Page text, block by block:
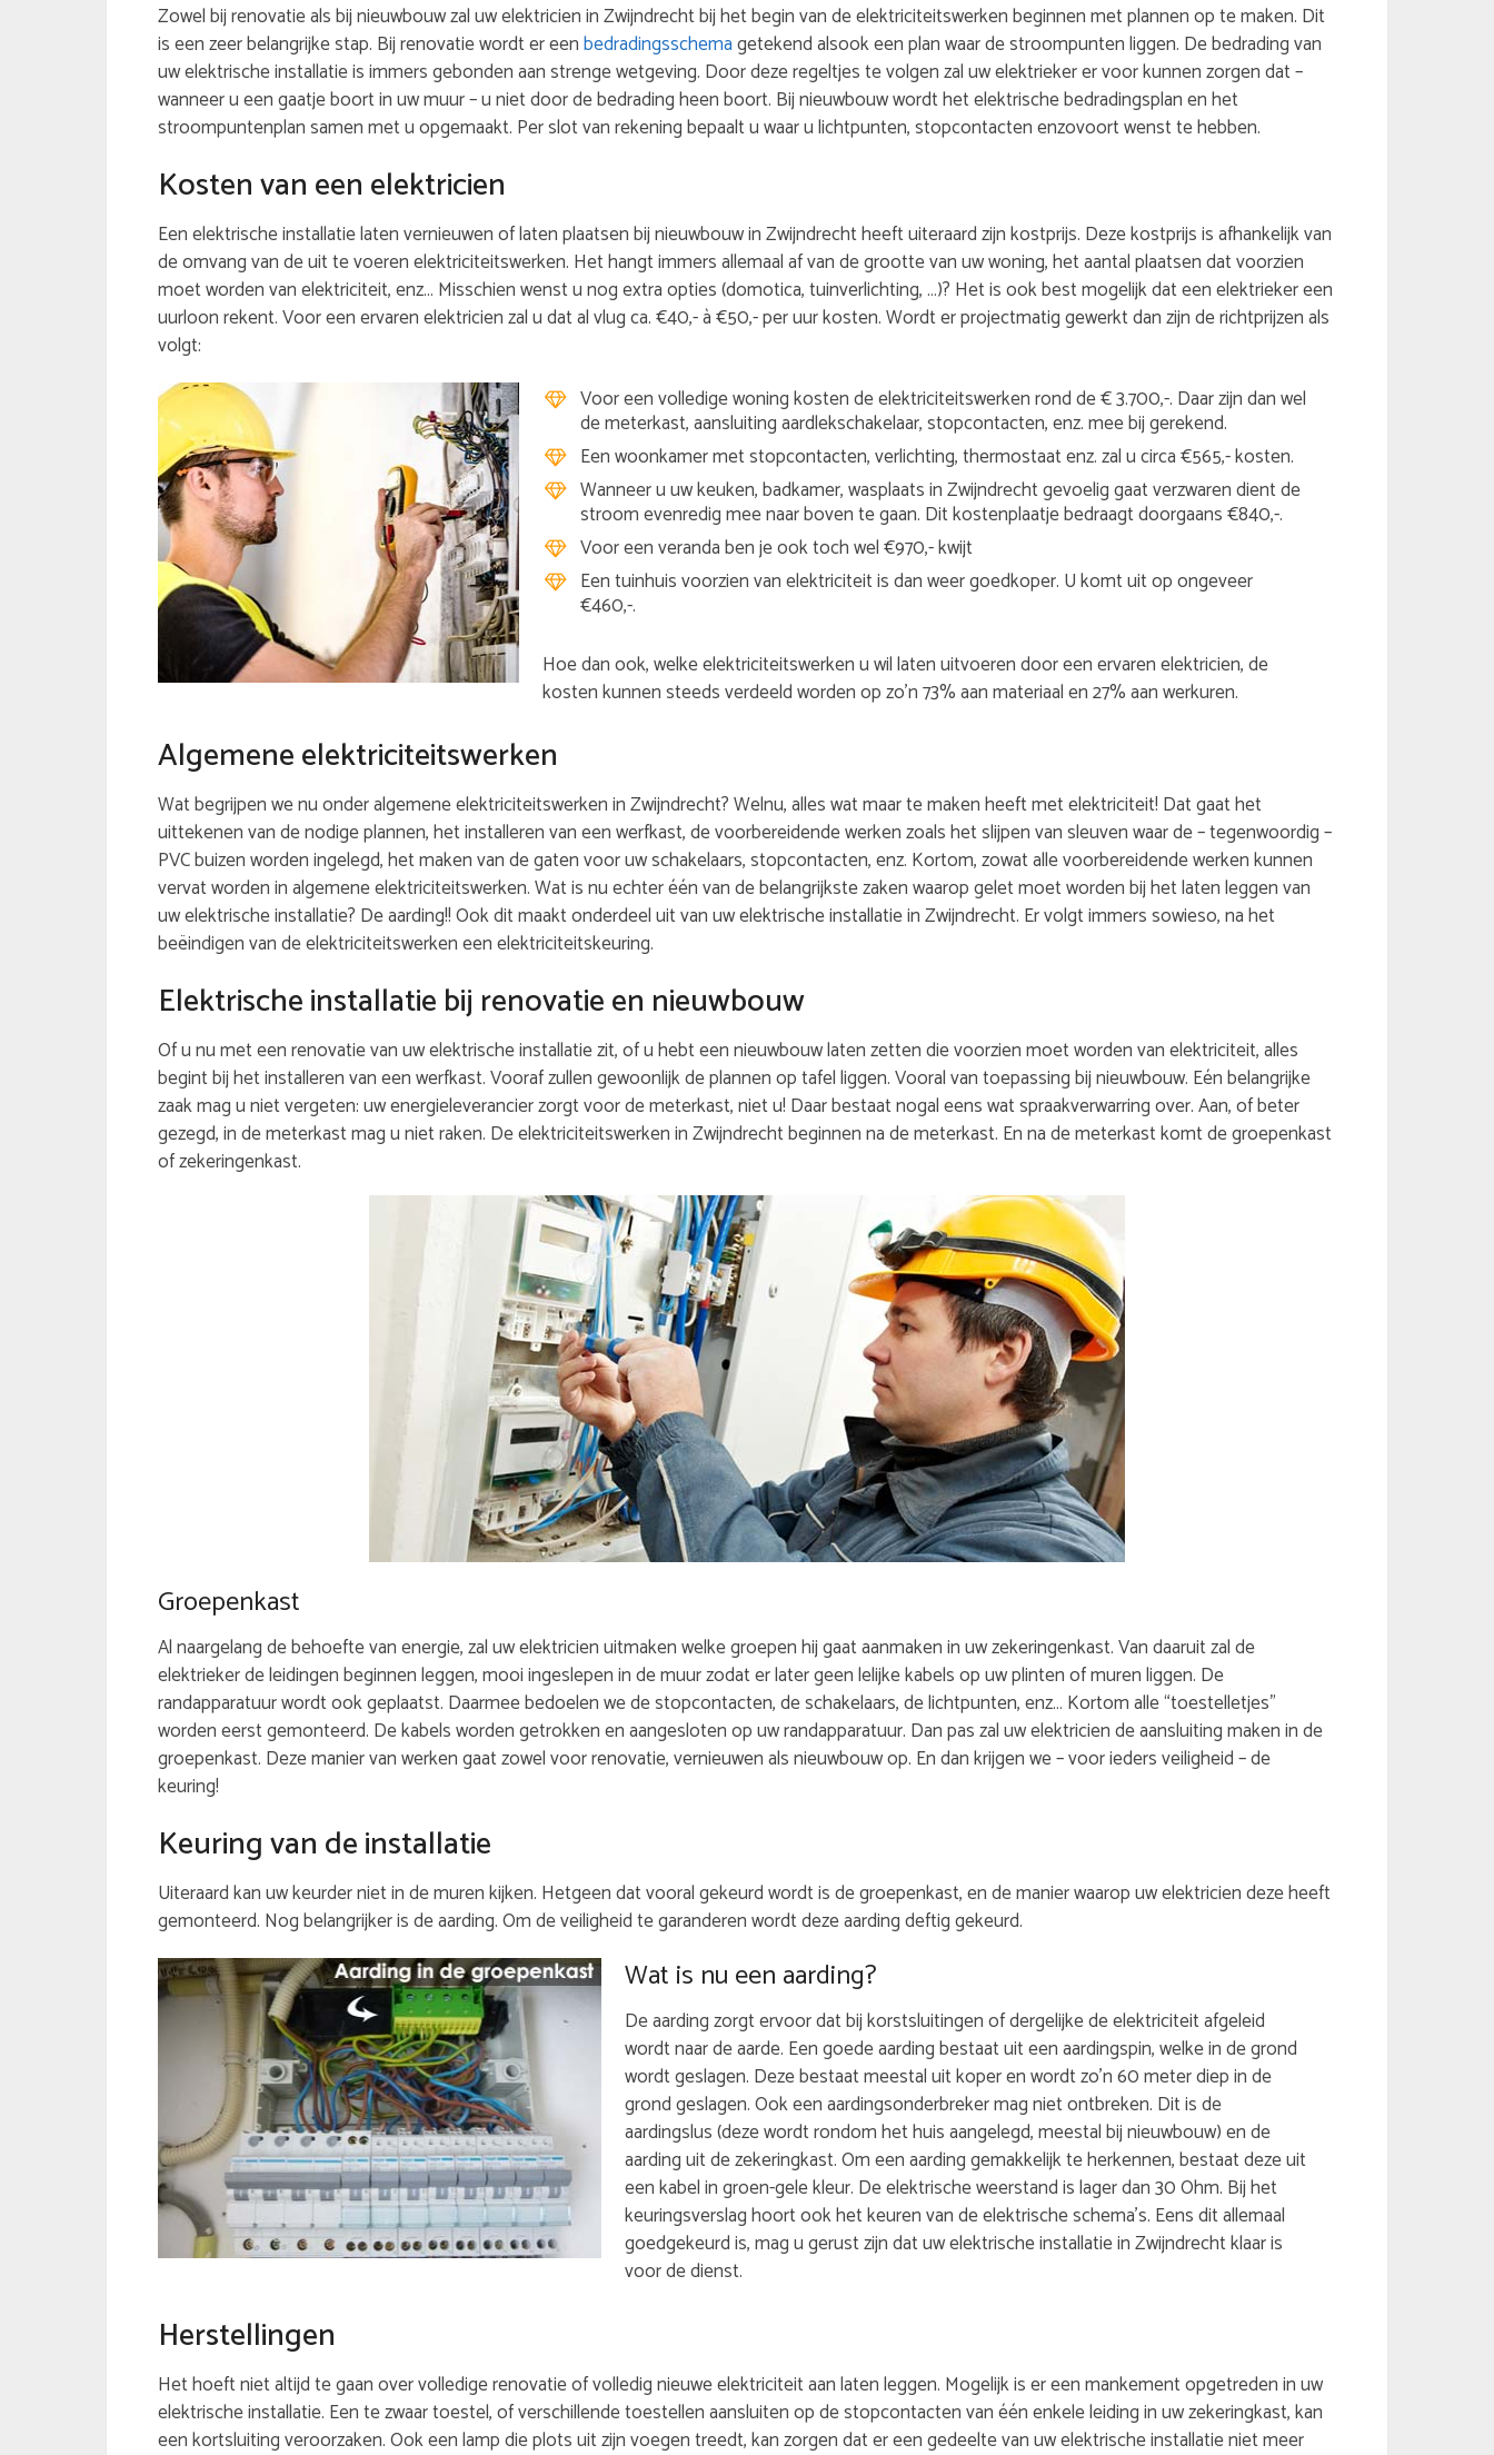
Zowel bij renovatie als bij nieuwbouw zal uw elektricien in Zwijndrecht bij het begin van de elektriciteitswerken beginnen met plannen op te maken. Dit
is een zeer belangrijke stap. Bij renovatie wordt er eenbedradingsschemagetekend alsook een plan waar de stroompunten liggen. De bedrading van
uw elektrische installatie is immers gebonden aan strenge wetgeving. Door deze regeltjes te volgen zal uw elektrieker er voor kunnen zorgen dat –
wanneer u een gaatje boort in uw muur – u niet door de bedrading heen boort. Bij nieuwbouw wordt het elektrische bedradingsplan en het
stroompuntenplan samen met u opgemaakt. Per slot van rekening bepaalt u waar u lichtpunten, stopcontacten enzovoort wenst te hebben.
Kosten van een elektricien
Een elektrische installatie laten vernieuwen of laten plaatsen bij nieuwbouw in Zwijndrecht heeft uiteraard zijn kostprijs. Deze kostprijs is afhankelijk van
de omvang van de uit te voeren elektriciteitswerken. Het hangt immers allemaal af van de grootte van uw woning, het aantal plaatsen dat voorzien
moet worden van elektriciteit, enz… Misschien wenst u nog extra opties (domotica, tuinverlichting, …)? Het is ook best mogelijk dat een elektrieker een
uurloon rekent. Voor een ervaren elektricien zal u dat al vlug ca. €40,- à €50,- per uur kosten. Wordt er projectmatig gewerkt dan zijn de richtprijzen als
volgt:
Voor een volledige woning kosten de elektriciteitswerken rond de € 3.700,-. Daar zijn dan wel
de meterkast, aansluiting aardlekschakelaar, stopcontacten, enz. mee bij gerekend.
Een woonkamer met stopcontacten, verlichting, thermostaat enz. zal u circa €565,- kosten.
Wanneer u uw keuken, badkamer, wasplaats in Zwijndrecht gevoelig gaat verzwaren dient de
stroom evenredig mee naar boven te gaan. Dit kostenplaatje bedraagt doorgaans €840,-.
Voor een veranda ben je ook toch wel €970,- kwijt
Een tuinhuis voorzien van elektriciteit is dan weer goedkoper. U komt uit op ongeveer
€460,-.
Hoe dan ook, welke elektriciteitswerken u wil laten uitvoeren door een ervaren elektricien, de
kosten kunnen steeds verdeeld worden op zo’n 73% aan materiaal en 27% aan werkuren.
Algemene elektriciteitswerken
Wat begrijpen we nu onder algemene elektriciteitswerken in Zwijndrecht? Welnu, alles wat maar te maken heeft met elektriciteit! Dat gaat het
uittekenen van de nodige plannen, het installeren van een werfkast, de voorbereidende werken zoals het slijpen van sleuven waar de – tegenwoordig –
PVC buizen worden ingelegd, het maken van de gaten voor uw schakelaars, stopcontacten, enz. Kortom, zowat alle voorbereidende werken kunnen
vervat worden in algemene elektriciteitswerken. Wat is nu echter één van de belangrijkste zaken waarop gelet moet worden bij het laten leggen van
uw elektrische installatie? De aarding!! Ook dit maakt onderdeel uit van uw elektrische installatie in Zwijndrecht. Er volgt immers sowieso, na het
beëindigen van de elektriciteitswerken een elektriciteitskeuring.
Elektrische installatie bij renovatie en nieuwbouw
Of u nu met een renovatie van uw elektrische installatie zit, of u hebt een nieuwbouw laten zetten die voorzien moet worden van elektriciteit, alles
begint bij het installeren van een werfkast. Vooraf zullen gewoonlijk de plannen op tafel liggen. Vooral van toepassing bij nieuwbouw. Eén belangrijke
zaak mag u niet vergeten: uw energieleverancier zorgt voor de meterkast, niet u! Daar bestaat nogal eens wat spraakverwarring over. Aan, of beter
gezegd, in de meterkast mag u niet raken. De elektriciteitswerken in Zwijndrecht beginnen na de meterkast. En na de meterkast komt de groepenkast
of zekeringenkast.
Groepenkast
Al naargelang de behoefte van energie, zal uw elektricien uitmaken welke groepen hij gaat aanmaken in uw zekeringenkast. Van daaruit zal de
elektrieker de leidingen beginnen leggen, mooi ingeslepen in de muur zodat er later geen lelijke kabels op uw plinten of muren liggen. De
randapparatuur wordt ook geplaatst. Daarmee bedoelen we de stopcontacten, de schakelaars, de lichtpunten, enz… Kortom alle “toestelletjes”
worden eerst gemonteerd. De kabels worden getrokken en aangesloten op uw randapparatuur. Dan pas zal uw elektricien de aansluiting maken in de
groepenkast. Deze manier van werken gaat zowel voor renovatie, vernieuwen als nieuwbouw op. En dan krijgen we – voor ieders veiligheid – de
keuring!
Keuring van de installatie
Uiteraard kan uw keurder niet in de muren kijken. Hetgeen dat vooral gekeurd wordt is de groepenkast, en de manier waarop uw elektricien deze heeft
gemonteerd. Nog belangrijker is de aarding. Om de veiligheid te garanderen wordt deze aarding deftig gekeurd.
Wat is nu een aarding?
De aarding zorgt ervoor dat bij korstsluitingen of dergelijke de elektriciteit afgeleid
wordt naar de aarde. Een goede aarding bestaat uit een aardingspin, welke in de grond
wordt geslagen. Deze bestaat meestal uit koper en wordt zo’n 60 meter diep in de
grond geslagen. Ook een aardingsonderbreker mag niet ontbreken. Dit is de
aardingslus (deze wordt rondom het huis aangelegd, meestal bij nieuwbouw) en de
aarding uit de zekeringkast. Om een aarding gemakkelijk te herkennen, bestaat deze uit
een kabel in groen-gele kleur. De elektrische weerstand is lager dan 30 Ohm. Bij het
keuringsverslag hoort ook het keuren van de elektrische schema’s. Eens dit allemaal
goedgekeurd is, mag u gerust zijn dat uw elektrische installatie in Zwijndrecht klaar is
voor de dienst.
Herstellingen
Het hoeft niet altijd te gaan over volledige renovatie of volledig nieuwe elektriciteit aan laten leggen. Mogelijk is er een mankement opgetreden in uw
elektrische installatie. Een te zwaar toestel, of verschillende toestellen aansluiten op de stopcontacten van één enkele leiding in uw zekeringkast, kan
een kortsluiting veroorzaken. Ook een lamp die plots uit zijn voegen treedt, kan zorgen dat er een gedeelte van uw elektrische installatie niet meer